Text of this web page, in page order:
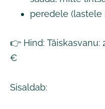
peredele (lastele
👉 Hind: Täiskasvanu:
€
Sisaldab: